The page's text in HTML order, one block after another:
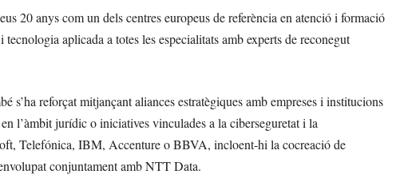
20 anys com un dels centres europeus de referència en atenció i formació
aplicada a totes les especialitats amb experts de reconegut
s’ha reforçat mitjançant aliances estratègiques amb empreses i institucions
l’àmbit jurídic o iniciatives vinculades a la ciberseguretat i la
Telefónica, IBM, Accenture o BBVA, incloent-hi la cocreació de
conjuntament amb NTT Data.